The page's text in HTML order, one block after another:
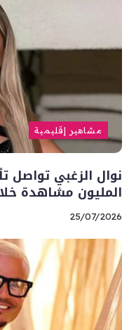
مشاهير إقليمية
نوال الزغبي
المليون مشاهدة
25/07/2026